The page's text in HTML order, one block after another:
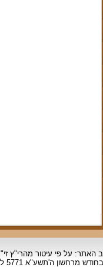
האתר: על פי עיטור מהרי"ץ
בחודש מרחשוןה'תשע"א 5771 לבריאת העולם, ב'שכ"ב 2322 לשטרות, 2010 למניינם.